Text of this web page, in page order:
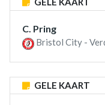
C. Pring
Bristol City -
GELE KAART